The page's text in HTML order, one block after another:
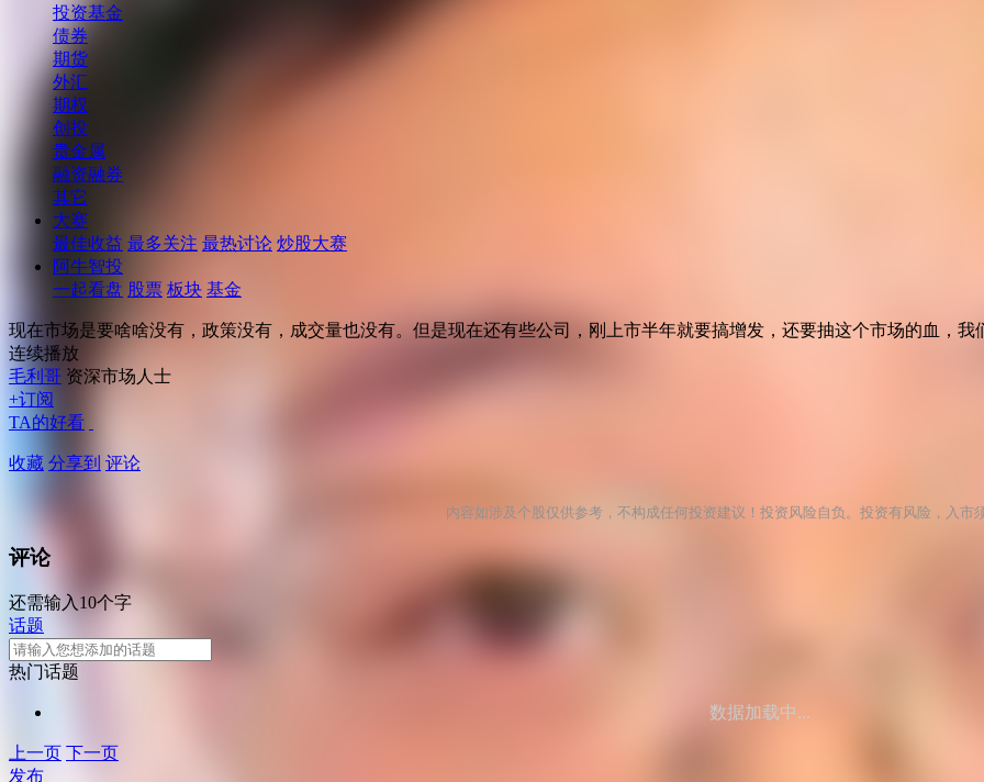
投资基金
债券
期货
外汇
期权
创投
贵金属
融资融券
其它
大赛
最佳收益 最多关注 最热讨论 炒股大赛
阿牛智投
一起看盘 股票 板块 基金
现在市场是要啥啥没有，政策没有，成交量也没有。但是现在还有些公司，刚上市半年就要搞增发，还要抽这个市场的血，我
连续播放
毛利哥 资深市场人士
+订阅
TA的好看
收藏 分享到 评论
内容如涉及个股仅供参考，不构成任何投资建议！投资风险自负。投资有风险，入市
评论
还需输入10个字
话题
热门话题
数据加载中...
上一页 下一页
发布